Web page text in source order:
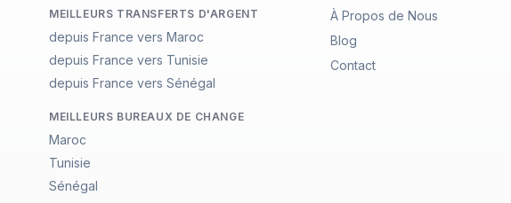
MEILLEURS TRANSFERTS D'ARGENT
depuis France vers Maroc
depuis France vers Tunisie
depuis France vers Sénégal
MEILLEURS BUREAUX DE CHANGE
Maroc
Tunisie
Sénégal
À Propos de Nous
Blog
Contact